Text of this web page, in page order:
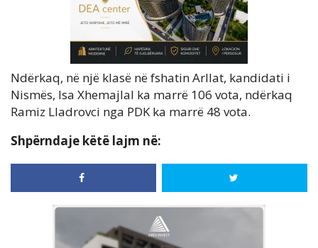
Ndërkaq, në një klasë në fshatin Arllat, kandidati i
Nismës, Isa Xhemajlal ka marrë 106 vota, ndërkaq
Ramiz Lladrovci nga PDK ka marrë 48 vota.
Shpërndaje këtë lajm në: